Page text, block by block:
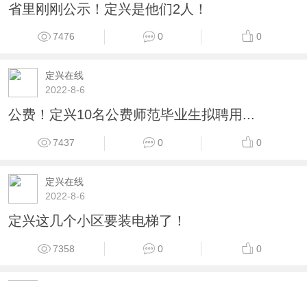
省里刚刚公示！定兴是他们2人！
7476 0 0
定兴在线
2022-8-6
公费！定兴10名公费师范毕业生拟聘用...
7437 0 0
定兴在线
2022-8-6
定兴这几个小区要装电梯了！
7358 0 0